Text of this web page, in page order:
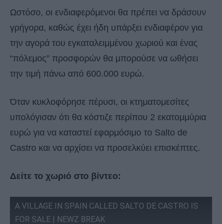
Ωστόσο, οι ενδιαφερόμενοι θα πρέπει να δράσουν
γρήγορα, καθώς έχει ήδη υπάρξει ενδιαφέρον για
την αγορά του εγκαταλειμμένου χωριού και ένας
“πόλεμος” προσφορών θα μπορούσε να ωθήσει
την τιμή πάνω από 600.000 ευρώ.
Όταν κυκλοφόρησε πέρυσι, οι κτηματομεσίτες
υπολόγισαν ότι θα κόστιζε περίπου 2 εκατομμύρια
ευρώ για να καταστεί εφαρμόσιμο το Salto de
Castro και να αρχίσει να προσελκύει επισκέπτες.
Δείτε το χωριό στο βίντεο:
A VILLAGE IN SPAIN CALLED SALTO DE CASTRO IS
FOR SALE | NEWZ BREAK